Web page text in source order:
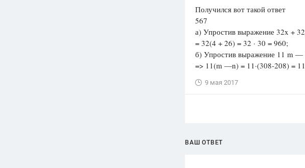
Получился вот такой ответ
567
а) Упростив выражение 32x +
= 32(4 + 26) = 32 · 30 = 960;
б) Упростив выражение 11 m
=> 11(m —n) = 11·(308-208) =
9 мая 2017
ВАШ ОТВЕТ